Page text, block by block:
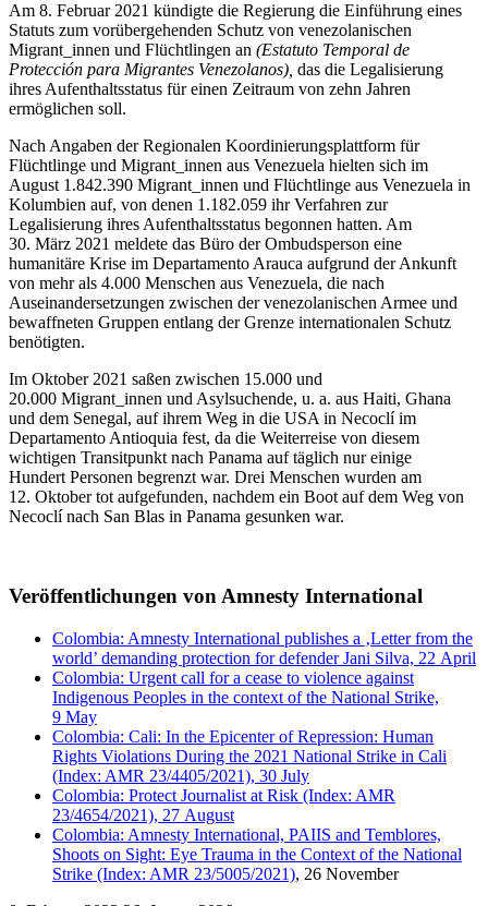
Am 8. Februar 2021 kündigte die Regierung die Einführung eines
Statuts zum vorübergehenden Schutz von venezolanischen
Migrant_innen und Flüchtlingen an (Estatuto Temporal de
Protección para Migrantes Venezolanos), das die Legalisierung
ihres Aufenthaltsstatus für einen Zeitraum von zehn Jahren
ermöglichen soll.
Nach Angaben der Regionalen Koordinierungsplattform für
Flüchtlinge und Migrant_innen aus Venezuela hielten sich im
August 1.842.390 Migrant_innen und Flüchtlinge aus Venezuela in
Kolumbien auf, von denen 1.182.059 ihr Verfahren zur
Legalisierung ihres Aufenthaltsstatus begonnen hatten. Am
30. März 2021 meldete das Büro der Ombudsperson eine
humanitäre Krise im Departamento Arauca aufgrund der Ankunft
von mehr als 4.000 Menschen aus Venezuela, die nach
Auseinandersetzungen zwischen der venezolanischen Armee und
bewaffneten Gruppen entlang der Grenze internationalen Schutz
benötigten.
Im Oktober 2021 saßen zwischen 15.000 und
20.000 Migrant_innen und Asylsuchende, u. a. aus Haiti, Ghana
und dem Senegal, auf ihrem Weg in die USA in Necoclí im
Departamento Antioquia fest, da die Weiterreise von diesem
wichtigen Transitpunkt nach Panama auf täglich nur einige
Hundert Personen begrenzt war. Drei Menschen wurden am
12. Oktober tot aufgefunden, nachdem ein Boot auf dem Weg von
Necoclí nach San Blas in Panama gesunken war.
Veröffentlichungen von Amnesty International
Colombia: Amnesty International publishes a ‚Letter from the
world’ demanding protection for defender Jani Silva, 22 April
Colombia: Urgent call for a cease to violence against
Indigenous Peoples in the context of the National Strike,
9 May
Colombia: Cali: In the Epicenter of Repression: Human
Rights Violations During the 2021 National Strike in Cali
(Index: AMR 23/4405/2021), 30 July
Colombia: Protect Journalist at Risk (Index: AMR
23/4654/2021), 27 August
Colombia: Amnesty International, PAIIS and Temblores,
Shoots on Sight: Eye Trauma in the Context of the National
Strike (Index: AMR 23/5005/2021), 26 November